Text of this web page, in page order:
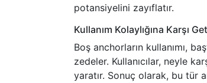
potansiyelini zayıflatır.
Kullanım Kolaylığına Karşı
Boş anchorların kullanımı,
zedeler. Kullanıcılar, neyle
yaratır. Sonuç olarak, bu tür